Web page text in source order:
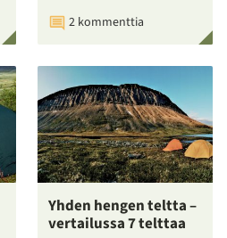
2 kommenttia
Yhden hengen teltta –
vertailussa 7 telttaa